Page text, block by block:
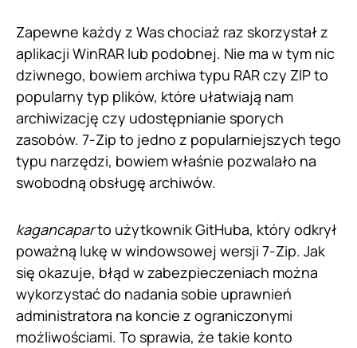
Zapewne każdy z Was chociaż raz skorzystał z
aplikacji WinRAR lub podobnej. Nie ma w tym nic
dziwnego, bowiem archiwa typu RAR czy ZIP to
popularny typ plików, które ułatwiają nam
archiwizację czy udostępnianie sporych
zasobów. 7-Zip to jedno z popularniejszych tego
typu narzędzi, bowiem właśnie pozwalało na
swobodną obsługę archiwów.
kagancaparto użytkownik GitHuba, który odkrył
poważną lukę w windowsowej wersji 7-Zip. Jak
się okazuje, błąd w zabezpieczeniach można
wykorzystać do nadania sobie uprawnień
administratora na koncie z ograniczonymi
możliwościami. To sprawia, że takie konto